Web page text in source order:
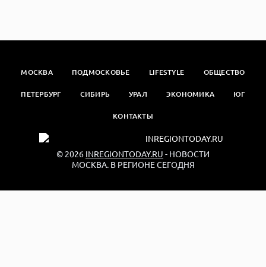
МОСКВА ПОДМОСКОВЬЕ LIFESTYLE ОБЩЕСТВО
ПЕТЕРБУРГ СИБИРЬ УРАЛ ЭКОНОМИКА ЮГ
КОНТАКТЫ
© 2026 INREGIONTODAY.RU - НОВОСТИ
МОСКВА. В РЕГИОНЕ СЕГОДНЯ